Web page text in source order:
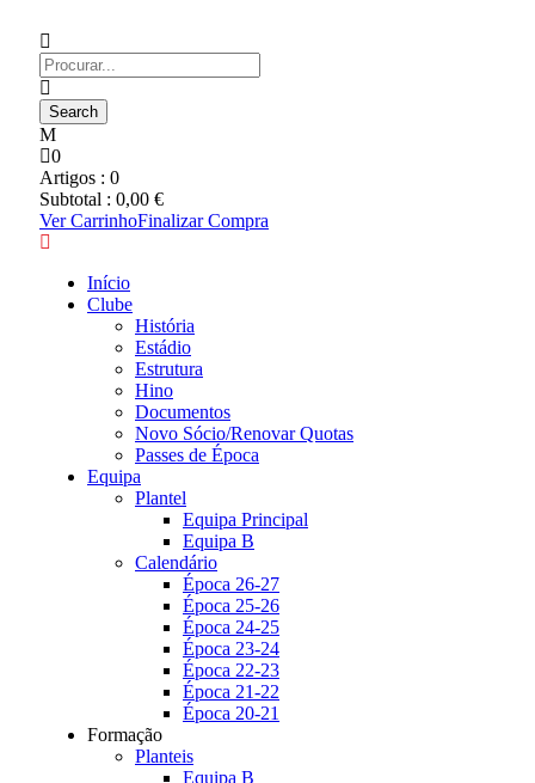
0
Artigos : 0
Subtotal : 0,00 €
Ver CarrinhoFinalizar Compra
Início
Clube
História
Estádio
Estrutura
Hino
Documentos
Novo Sócio/Renovar Quotas
Passes de Época
Equipa
Plantel
Equipa Principal
Equipa B
Calendário
Época 26-27
Época 25-26
Época 24-25
Época 23-24
Época 22-23
Época 21-22
Época 20-21
Formação
Planteis
Equipa B